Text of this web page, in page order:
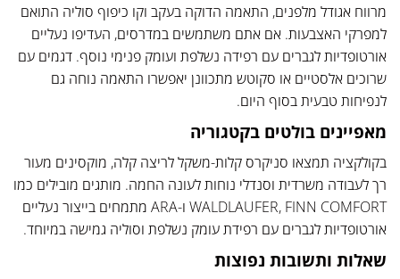
מרווח אגודל מלפנים, התאמה הדוקה בעקב וקו כיפוף סוליה התואם
למפרקי האצבעות. אם אתם משתמשים במדרסים, העדיפו נעליים
אורטופדיות לגברים עם רפידה נשלפת ועומק פנימי נוסף. דגמים עם
שרוכים אלסטיים או סקוטש מתכוונן יאפשרו התאמה נוחה גם
לנפיחות טבעית בסוף היום.
מאפיינים בולטים בקטגוריה
בקולקציה תמצאו סניקרס קלות-משקל לריצה קלה, מוקסינים מעור
רך לעבודה משרדית וסנדלי נוחות לעונה החמה. מותגים מובילים כמו
WALDLAUFER, FINN COMFORT ו-ARA מתמחים בייצור נעליים
אורטופדיות לגברים עם רפידת עומק נשלפת וסוליה גמישה במיוחד.
שאלות ותשובות נפוצות